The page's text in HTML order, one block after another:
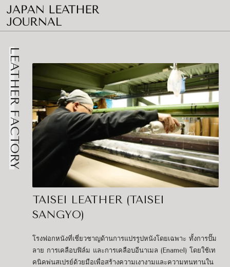
LEATHER FACTORY
TAISEI LEATHER (TAISEI
SANGYO)
โรงฟอกหนังที่เชี่ยวชาญด้านการแปรรูปหนังโดยเฉพาะ ทั้งการปั๊ม
ลาย การเคลือบฟิล์ม และการเคลือบอีนาเมล (Enamel) โดยใช้เท
คนิคพ่นสเปรย์ด้วยมือเพื่อสร้างความเงางามและความทนทานใน